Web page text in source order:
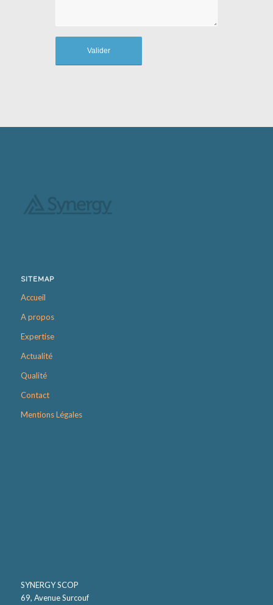
SITEMAP
Accueil
A propos
Expertise
Actualité
Qualité
Contact
Mentions Légales
SYNERGY SCOP
69, Avenue Surcouf